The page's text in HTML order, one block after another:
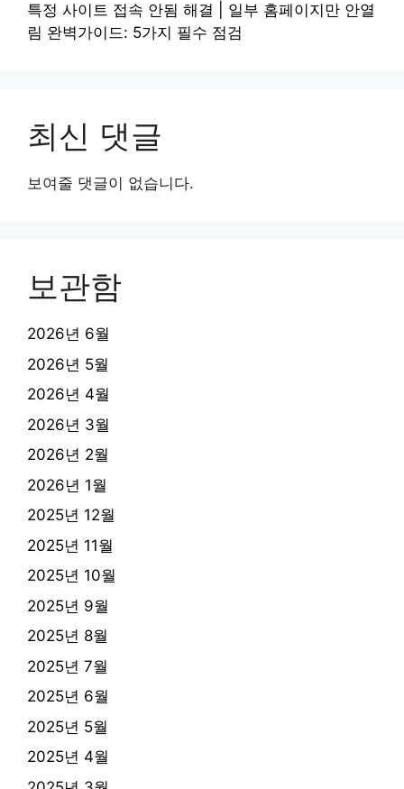
특정 사이트 접속 안됨 해결 | 일부 홈페이지만 안열
림 완벽가이드: 5가지 필수 점검
최신 댓글
보여줄 댓글이 없습니다.
보관함
2026년 6월
2026년 5월
2026년 4월
2026년 3월
2026년 2월
2026년 1월
2025년 12월
2025년 11월
2025년 10월
2025년 9월
2025년 8월
2025년 7월
2025년 6월
2025년 5월
2025년 4월